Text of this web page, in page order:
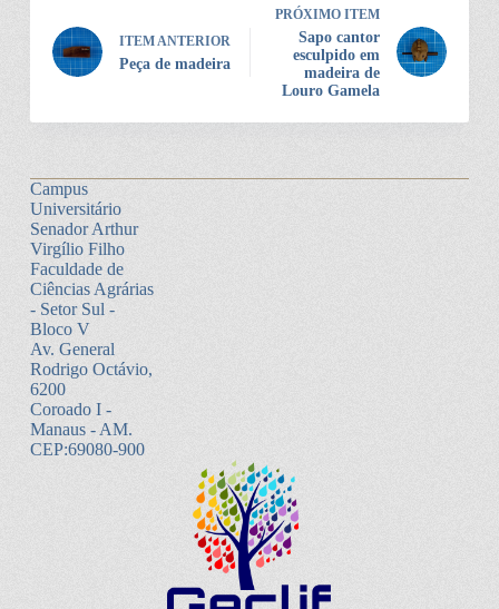
ITEM ANTERIOR
Peça de madeira
PRÓXIMO ITEM
Sapo cantor
esculpido em
madeira de
Louro Gamela
Campus
Universitário
Senador Arthur
Virgílio Filho
Faculdade de
Ciências Agrárias
- Setor Sul -
Bloco V
Av. General
Rodrigo Octávio,
6200
Coroado I -
Manaus - AM.
CEP:69080-900